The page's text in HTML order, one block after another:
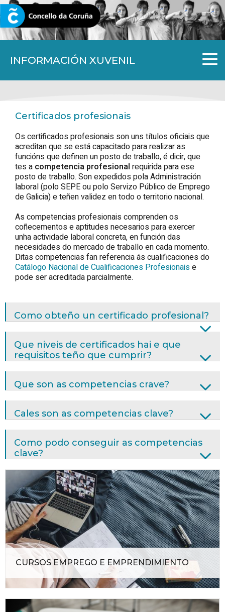
INFORMACIÓN XUVENIL
CORUNA.GAL
Certificados profesionais
Os certificados profesionais son uns títulos oficiais que
acreditan que se está capacitado para realizar as
funcións que definen un posto de traballo, é dicir, que
tes a competencia profesional requirida para ese
posto de traballo. Son expedidos pola Administración
laboral (polo SEPE ou polo Servizo Público de Emprego
de Galicia) e teñen validez en todo o territorio nacional.
As competencias profesionais comprenden os
coñecementos e aptitudes necesarios para exercer
unha actividade laboral concreta, en función das
necesidades do mercado de traballo en cada momento.
Ditas competencias fan referencia ás cualificaciones do
Catálogo Nacional de Cualificaciones Profesionaise
pode ser acreditada parcialmente.
Como obteño un certificado profesional?
Que niveis de certificados hai e que
requisitos teño que cumprir?
Que son as competencias crave?
Cales son as competencias clave?
Como podo conseguir as competencias
clave?
CURSOS EMPREGO E EMPRENDIMIENTO